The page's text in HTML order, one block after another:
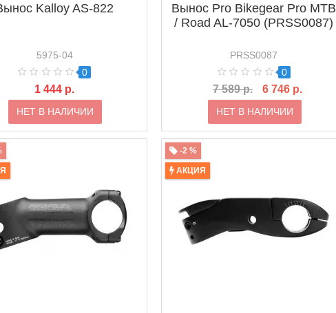
Kalloy AS-822
5975-04
0
1 444 р.
НЕТ В НАЛИЧИИ
Вынос Pro Bikegear Pro MTB
/ Road AL-7050 (PRSS0087)
PRSS0087
0
7 589 р. 6 746 р.
НЕТ В НАЛИЧИИ
-2 %
АКЦИЯ